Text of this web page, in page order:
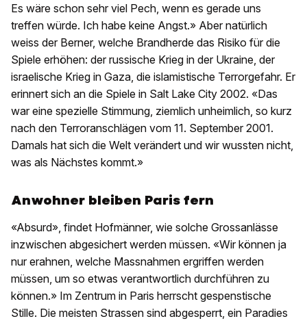
Es wäre schon sehr viel Pech, wenn es gerade uns
treffen würde. Ich habe keine Angst.» Aber natürlich
weiss der Berner, welche Brandherde das Risiko für die
Spiele erhöhen: der russische Krieg in der Ukraine, der
israelische Krieg in Gaza, die islamistische Terrorgefahr. Er
erinnert sich an die Spiele in Salt Lake City 2002. «Das
war eine spezielle Stimmung, ziemlich unheimlich, so kurz
nach den Terroranschlägen vom 11. September 2001.
Damals hat sich die Welt verändert und wir wussten nicht,
was als Nächstes kommt.»
Anwohner bleiben Paris fern
«Absurd», findet Hofmänner, wie solche Grossanlässe
inzwischen abgesichert werden müssen. «Wir können ja
nur erahnen, welche Massnahmen ergriffen werden
müssen, um so etwas verantwortlich durchführen zu
können.» Im Zentrum in Paris herrscht gespenstische
Stille. Die meisten Strassen sind abgesperrt, ein Paradies